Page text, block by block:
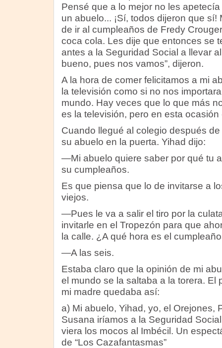
Pensé que a lo mejor no les
un abuelo... ¡Sí, todos dijeron que
de ir al cumpleaños de Fredy
coca cola. Les dije que entonces se
antes a la Seguridad Social a llevar
bueno, pues nos vamos”, dijeron.
A la hora de comer felicitamos a mi
la televisión como si no nos
mundo. Hay veces que lo que más
es la televisión, pero en esta
Cuando llegué al colegio después
su abuelo en la puerta. Yihad dijo:
—Mi abuelo quiere saber por qué tu
su cumpleaños.
Es que piensa que lo de invitarse a
viejos.
—Pues le va a salir el tiro por la
invitarle en el Tropezón para que
la calle. ¿A qué hora es el
—A las seis.
Estaba claro que la opinión de mi
el mundo se la saltaba a la torera. El
mi madre quedaba así:
a) Mi abuelo, Yihad, yo, el Orejones,
Susana iríamos a la Seguridad
viera los mocos al Imbécil. Un
de “Los Cazafantasmas”